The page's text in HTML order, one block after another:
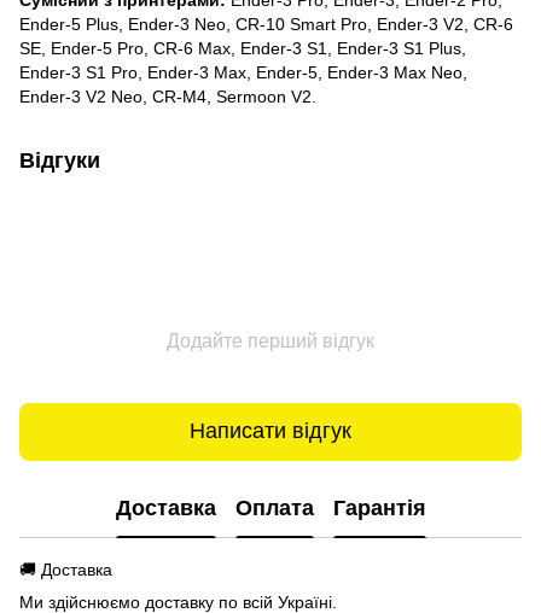
Ender-5 Plus, Ender-3 Neo, CR-10 Smart Pro, Ender-3 V2, CR-6
SE, Ender-5 Pro, CR-6 Max, Ender-3 S1, Ender-3 S1 Plus,
Ender-3 S1 Pro, Ender-3 Max, Ender-5, Ender-3 Max Neo,
Ender-3 V2 Neo, CR-M4, Sermoon V2.
Відгуки
Додайте перший відгук
Написати відгук
Доставка Оплата Гарантія
🚚 Доставка
Ми здійснюємо доставку по всій Україні.